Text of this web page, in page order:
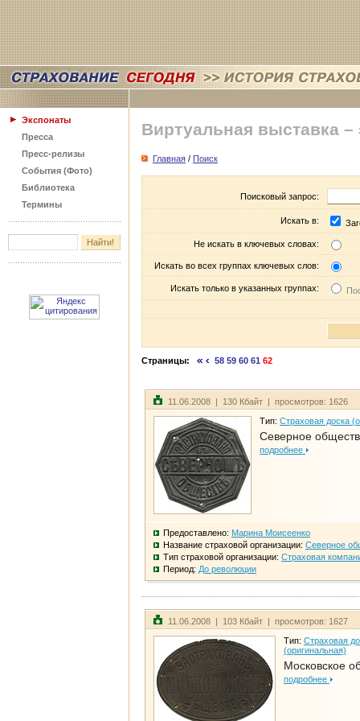
Экспонаты
Пресса
Пресс-релизы
События (Фото)
Библиотека
Термины
Виртуальная выставка –
Главная / Поиск
Поисковый запрос:
Искать в:
Не искать в ключевых словах:
Искать во всех группах ключевых слов:
Искать только в указанных группах:
Страницы: 58 59 60 61 62
11.06.2008 | 130 Кбайт | просмотров: 1626
Тип: Страховая доска
Северное
подробнее
Предоставлено: Марина Моисеенко
Название страховой организации: Северное
Тип страховой организации: Страховая
Период: До революции
11.06.2008 | 103 Кбайт | просмотров: 1627
Тип: Страховая
(оригинальная)
Московское
подробнее